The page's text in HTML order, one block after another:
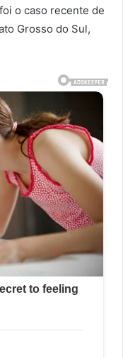
o caso recente de
Grosso do Sul,